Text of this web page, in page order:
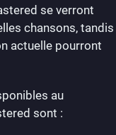
se verront
chansons, tandis
actuelle pourront
au
sont :